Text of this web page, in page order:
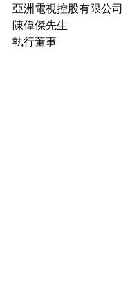
亞洲電視控股有限公司
陳偉傑先生
執行董事